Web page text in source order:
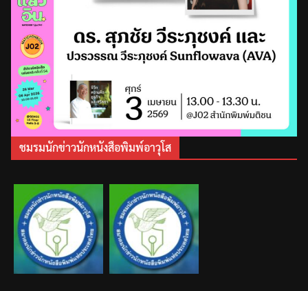
ชมรมนักข่าวนักหนังสือพิมพ์อาวุโส